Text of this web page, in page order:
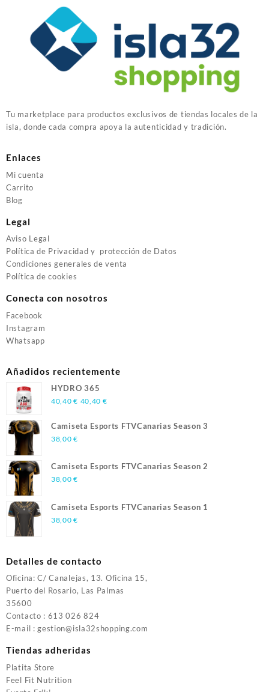
Tu marketplace para productos exclusivos de tiendas locales de la
isla, donde cada compra apoya la autenticidad y tradición.
Enlaces
Mi cuenta
Carrito
Blog
Legal
Aviso Legal
Política de Privacidad y protección de Datos
Condiciones generales de venta
Política de cookies
Conecta con nosotros
Facebook
Instagram
Whatsapp
Añadidos recientemente
HYDRO 365
40,40€ 40,40 €
Camiseta Esports FTVCanarias Season 3
38,00€
Camiseta Esports FTVCanarias Season 2
38,00€
Camiseta Esports FTVCanarias Season 1
38,00€
Detalles de contacto
Oficina: C/ Canalejas, 13. Oficina 15,
Puerto del Rosario, Las Palmas
35600
Contacto : 613 026 824
E-mail : gestion@isla32shopping.com
Tiendas adheridas
Platita Store
Feel Fit Nutrition